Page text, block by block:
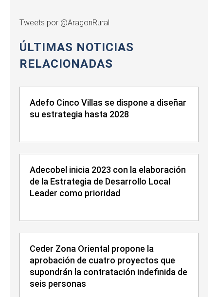
Tweets por @AragonRural
ÚLTIMAS NOTICIAS
RELACIONADAS
Adefo Cinco Villas se dispone a diseñar
su estrategia hasta 2028
Adecobel inicia 2023 con la elaboración
de la Estrategia de Desarrollo Local
Leader como prioridad
Ceder Zona Oriental propone la
aprobación de cuatro proyectos que
supondrán la contratación indefinida de
seis personas